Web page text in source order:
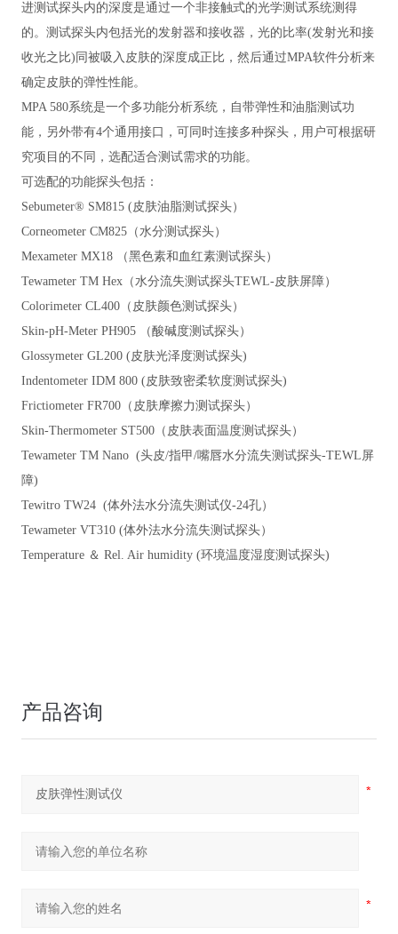
进测试探头内的深度是通过一个非接触式的光学测试系统测得
的。测试探头内包括光的发射器和接收器，光的比率(发射光和接
收光之比)同被吸入皮肤的深度成正比，然后通过MPA软件分析来
确定皮肤的弹性性能。
MPA 580系统是一个多功能分析系统，自带弹性和油脂测试功
能，另外带有4个通用接口，可同时连接多种探头，用户可根据研
究项目的不同，选配适合测试需求的功能。
可选配的功能探头包括：
Sebumeter® SM815 (皮肤油脂测试探头）
Corneometer CM825（水分测试探头）
Mexameter MX18 （黑色素和血红素测试探头）
Tewameter TM Hex（水分流失测试探头TEWL-皮肤屏障）
Colorimeter CL400（皮肤颜色测试探头）
Skin-pH-Meter PH905 （酸碱度测试探头）
Glossymeter GL200 (皮肤光泽度测试探头)
Indentometer IDM 800 (皮肤致密柔软度测试探头)
Frictiometer FR700（皮肤摩擦力测试探头）
Skin-Thermometer ST500（皮肤表面温度测试探头）
Tewameter TM Nano (头皮/指甲/嘴唇水分流失测试探头-TEWL屏
障)
Tewitro TW24 (体外法水分流失测试仪-24孔）
Tewameter VT310 (体外法水分流失测试探头）
Temperature ＆ Rel. Air humidity (环境温度湿度测试探头)
产品咨询